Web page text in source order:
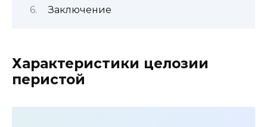
Заключение
Характеристики целозии
перистой